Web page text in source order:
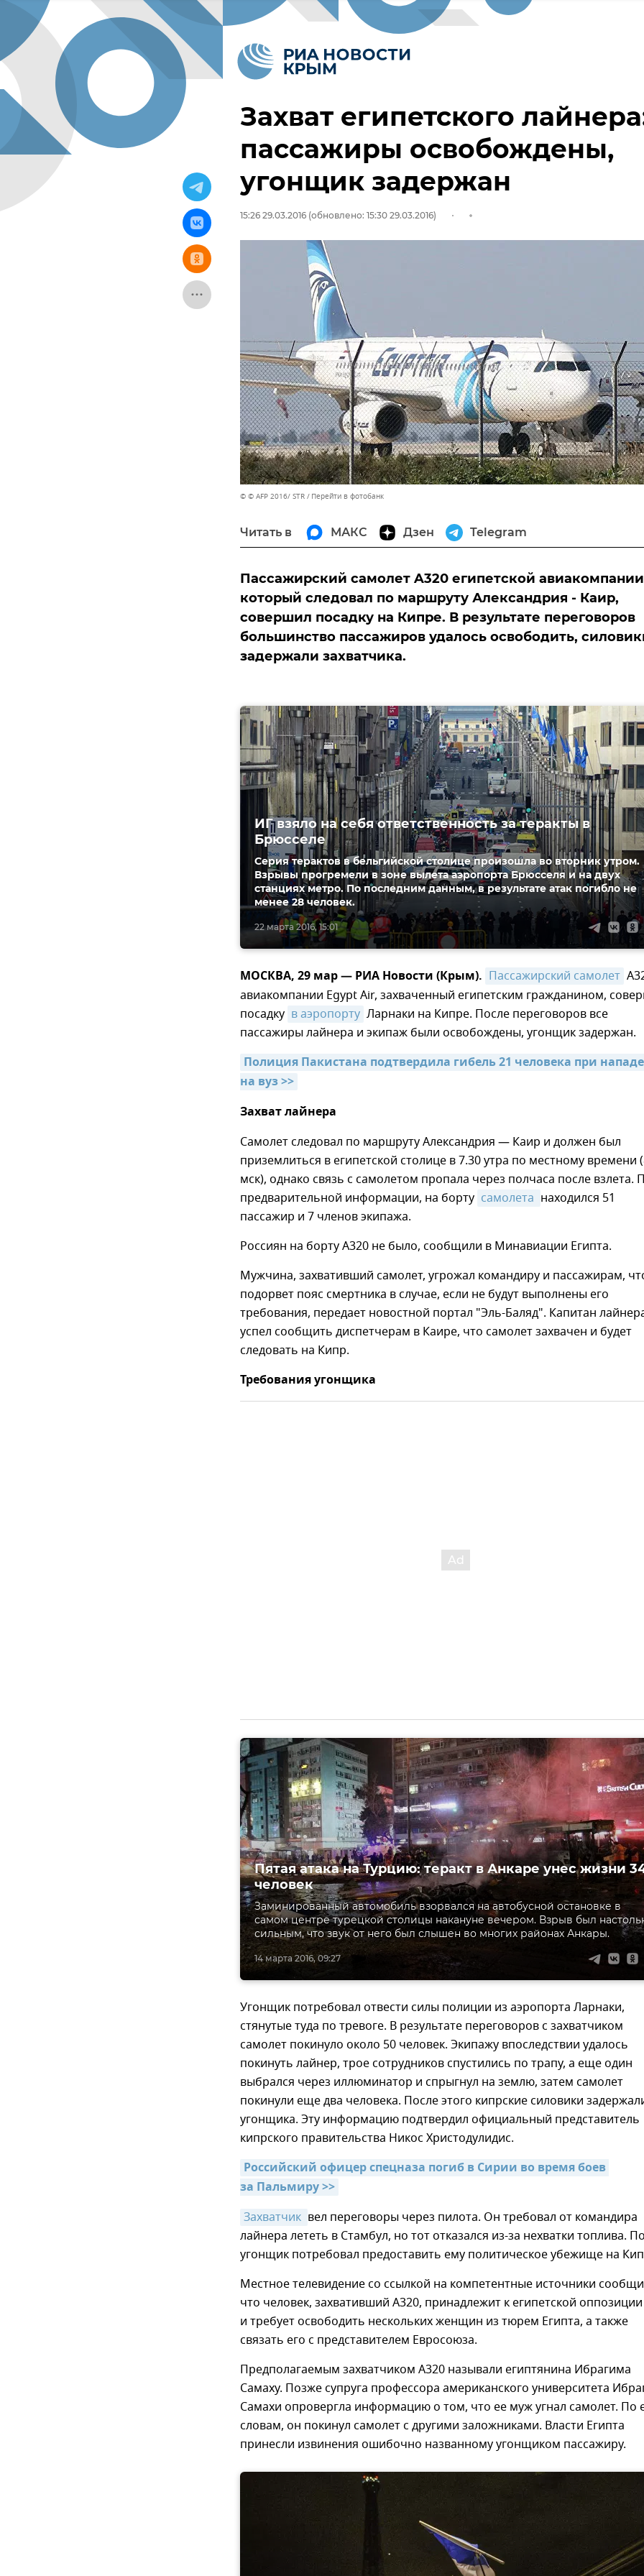
Захват египетского
пассажиры освобождены,
угонщик задержан
15:26 29.03.2016 (обновлено: 15:30 29.03.2016)
© © AFP 2016/ STR Перейти в фотобанк
Читать в МАКС Дзен Telegram
Пассажирский самолет A320 египетской
который следовал по маршруту Александрия - Каир,
совершил посадку на Кипре. В результате переговоров
большинство пассажиров удалось освободить,
задержали захватчика.
22 марта 2016, 15:01
ИГ взяло на себя ответственность за теракты в
Брюсселе
Серия терактов в бельгийской столице произошла во вторник утром.
Взрывы прогремели в зоне вылета аэропорта Брюсселя и на двух
станциях метро. По последним данным, в результате атак погибло не
менее 28 человек.
МОСКВА, 29 мар — РИА Новости (Крым). Пассажирский самолет
авиакомпании Egypt Air, захваченный египетским гражданином,
посадку в аэропорту Ларнаки на Кипре. После переговоров все
пассажиры лайнера и экипаж были освобождены, угонщик задержан.
Полиция Пакистана подтвердила гибель 21 человека при
на вуз >>
Захват лайнера
Самолет следовал по маршруту Александрия — Каир и должен был
приземлиться в египетской столице в 7.30 утра по местному времени
мск), однако связь с самолетом пропала через полчаса после взлета.
предварительной информации, на борту самолета находился 51
пассажир и 7 членов экипажа.
Россиян на борту А320 не было, сообщили в Минавиации Египта.
Мужчина, захвативший самолет, угрожал командиру и пассажирам,
подорвет пояс смертника в случае, если не будут выполнены его
требования, передает новостной портал "Эль-Баляд". Капитан
успел сообщить диспетчерам в Каире, что самолет захвачен и будет
следовать на Кипр.
Требования угонщика
14 марта 2016, 09:27
Пятая атака на Турцию: теракт в Анкаре унес жизни
человек
Заминированный автомобиль взорвался на автобусной остановке в
самом центре турецкой столицы накануне вечером. Взрыв был
сильным, что звук от него был слышен во многих районах Анкары.
Угонщик потребовал отвести силы полиции из аэропорта Ларнаки,
стянутые туда по тревоге. В результате переговоров с захватчиком
самолет покинуло около 50 человек. Экипажу впоследствии удалось
покинуть лайнер, трое сотрудников спустились по трапу, а еще один
выбрался через иллюминатор и спрыгнул на землю, затем самолет
покинули еще два человека. После этого кипрские силовики
угонщика. Эту информацию подтвердил официальный представитель
кипрского правительства Никос Христодулидис.
Российский офицер спецназа погиб в Сирии во время боев
за Пальмиру >>
Захватчик вел переговоры через пилота. Он требовал от командира
лайнера лететь в Стамбул, но тот отказался из-за нехватки топлива.
угонщик потребовал предоставить ему политическое убежище на
Местное телевидение со ссылкой на компетентные источники
что человек, захвативший А320, принадлежит к египетской оппозиции
и требует освободить нескольких женщин из тюрем Египта, а также
связать его с представителем Евросоюза.
Предполагаемым захватчиком A320 называли египтянина Ибрагима
Самаху. Позже супруга профессора американского университета
Самахи опровергла информацию о том, что ее муж угнал самолет. По
словам, он покинул самолет с другими заложниками. Власти Египта
принесли извинения ошибочно названному угонщиком пассажиру.